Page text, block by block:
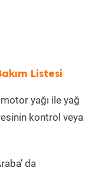
Listesi
yağı ile yağ
kontrol veya
da